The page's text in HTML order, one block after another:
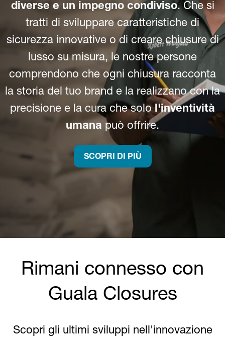
diverse e un impegno condiviso. Che si
tratti di sviluppare caratteristiche di
sicurezza innovative o di creare chiusure di
lusso su misura, le nostre persone
comprendono che ogni chiusura racconta
la storia del tuo brand e la realizzano con la
precisione e la cura che solol'inventività
umana può offrire.
SCOPRI DI PIÙ
Rimani connesso con
Guala Closures
Scopri gli ultimi sviluppi nell'innovazione